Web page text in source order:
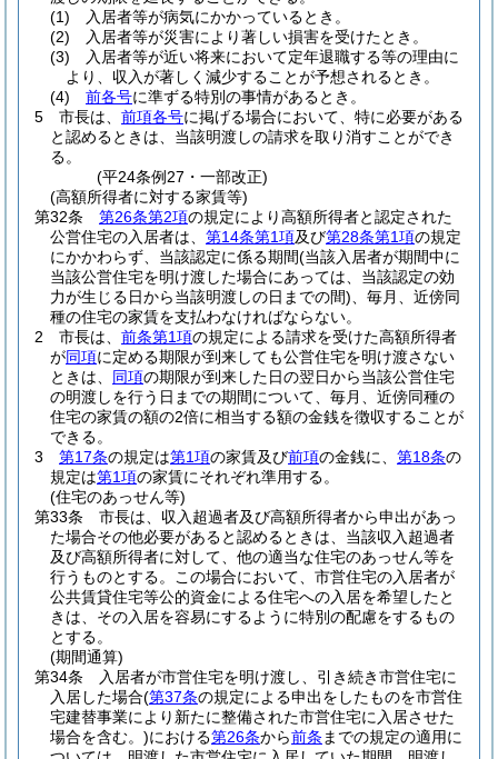
(1)
入居者等が病気にかかっているとき。
(2)
入居者等が災害により著しい損害を受けたとき。
(3)
入居者等が近い将来において定年退職する等の理由に
より、収入が著しく減少することが予想されるとき。
(4)
前各号に準ずる特別の事情があるとき。
5
市長は、 前項各号に掲げる場合において、特に必要がある
と認めるときは、当該明渡しの請求を取り消すことができ
る。
(平24条例27・一部改正)
(高額所得者に対する家賃等)
第32条
第26条第2項の規定により高額所得者と認定された
公営住宅の入居者は、 第14条第1項及び第28条第1項の規定
にかかわらず、当該認定に係る期間(当該入居者が期間中に
当該公営住宅を明け渡した場合にあっては、当該認定の効
力が生じる日から当該明渡しの日までの間) 、毎月、近傍同
種の住宅の家賃を支払わなければならない。
2
市長は、 前条第1項の規定による請求を受けた高額所得者
が同項に定める期限が到来しても公営住宅を明け渡さない
ときは、 同項の期限が到来した日の翌日から当該公営住宅
の明渡しを行う日までの期間について、毎月、近傍同種の
住宅の家賃の額の2倍に相当する額の金銭を徴収することが
できる。
3
第17条の規定は第1項の家賃及び前項の金銭に、 第18条の
規定は第1項の家賃にそれぞれ準用する。
(住宅のあっせん等)
第33条
市長は、収入超過者及び高額所得者から申出があっ
た場合その他必要があると認めるときは、当該収入超過者
及び高額所得者に対して、他の適当な住宅のあっせん等を
行うものとする。
この場合において、市営住宅の入居者が
公共賃貸住宅等公的資金による住宅への入居を希望したと
きは、その入居を容易にするように特別の配慮をするもの
とする。
(期間通算)
第34条
入居者が市営住宅を明け渡し、引き続き市営住宅に
入居した場合(第37条の規定による申出をしたものを市営住
宅建替事業により新たに整備された市営住宅に入居させた
場合を含む。)における第26条から前条 までの規定の適用に